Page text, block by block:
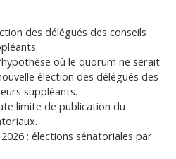
des délégués des conseils
où le quorum ne serait
élection des délégués des
suppléants.
limite de publication du
: élections sénatoriales par